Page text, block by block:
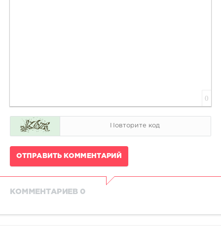
0
ОТПРАВИТЬ КОММЕНТАРИЙ
КОММЕНТАРИЕВ 0